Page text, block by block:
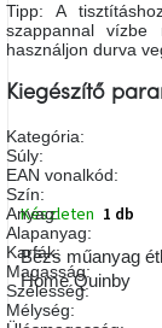
Tavasz
asztalon
A
tűz
mellett
ülve
Színes
belső
tér
Bézs műanyag
Home Quinby
Készleten 1 db
Tipp: A
szappannal vízbe
használjon durva
Kiegészítő
Kategória:
Súly:
EAN vonalkód:
Szín:
Anyag:
Alapanyag:
Karfák:
Magasság:
Szélesség:
Mélység: